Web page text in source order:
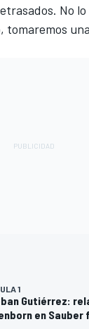
No
tomaremos
1
Gutiérrez:
en